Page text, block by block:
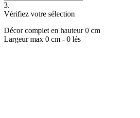
3.
Vérifiez votre sélection
Décor complet en hauteur0 cm
Largeur max 0 cm - 0 lés